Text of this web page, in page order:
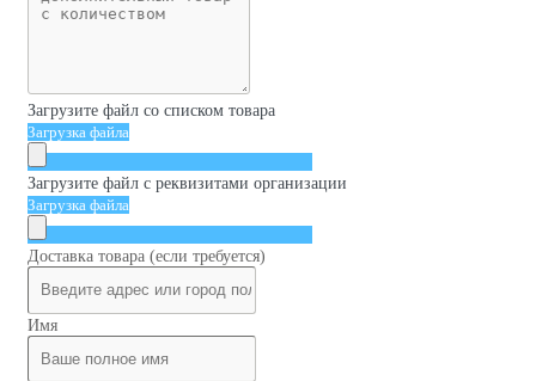
Загрузите файл со списком товара
Загрузка файла
Загрузите файл с реквизитами организации
Загрузка файла
Доставка товара (если требуется)
Имя